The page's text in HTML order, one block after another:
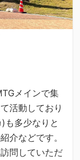
メインで集
活動しており
も多少なりと
介などです。
問していただ